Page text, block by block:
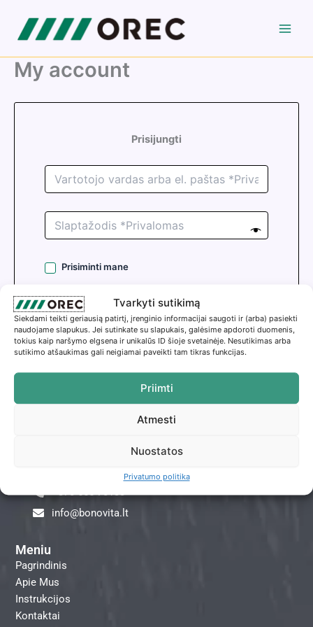
Tvarkyti sutikimą
Siekdami teikti geriausią patirtį, įrenginio informacijai saugoti ir (arba) pasiekti
naudojame slapukus. Jei sutinkate su slapukais, galėsime apdoroti duomenis,
tokius kaip naršymo elgsena ir unikalūs ID šioje svetainėje. Nesutikimas arba
sutikimo atšaukimas gali neigiamai paveikti tam tikras funkcijas.
Priimti
Atmesti
Nuostatos
Privatumo politika
turinio
My account
Prisijungti
Prisiminti mane
Prisijungti
Praradote savo slaptažodį?
+370 655 70133
info@bonovita.lt
Meniu
Pagrindinis
Apie Mus
Instrukcijos
Kontaktai